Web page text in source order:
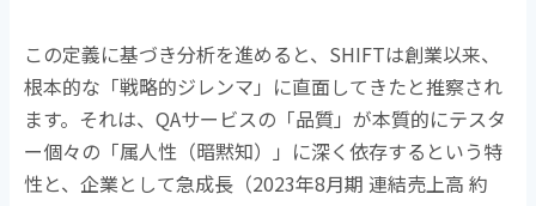
この定義に基づき分析を進めると、 SHIFTは創業以来、
根本的な「戦略的ジレンマ」に直面してきたと推察され
ます。それは、QAサービスの「品質」が本質的にテスタ
ー個々の「属人性（暗黙知）」に深く依存するという特
性と、企業として急成長（2023年8月期 連結売上高 約